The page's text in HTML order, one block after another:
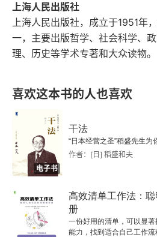
第二节 论社会行动普遍理论的
第三节 论经验—分析行动科学
第五章 阐释学的普世性要求（
第一节
第三节
上海人民出版社
上海人民出版社，成立于1951年
一，主要出版哲学、社会科学、
理、历史等学术专著和大众读物。
喜欢这本书的人也喜欢
电子书
干法
“日本经营之圣”稻盛先生为
作者：[日] 稻盛和夫
高效清单工作法：
册
一份好用的清单，可以显
能力，找到适合自己工作流